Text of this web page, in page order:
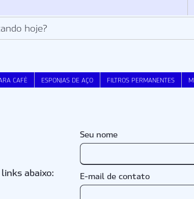
CAFÉ ESPONJAS DE AÇO FILTROS PERMANENTES
abaixo:
Seu nome
E-mail de contato